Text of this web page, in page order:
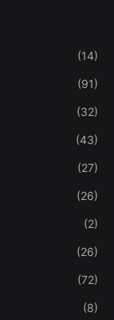
(14)
(91)
(32)
(43)
(27)
(26)
(2)
(26)
(72)
(8)